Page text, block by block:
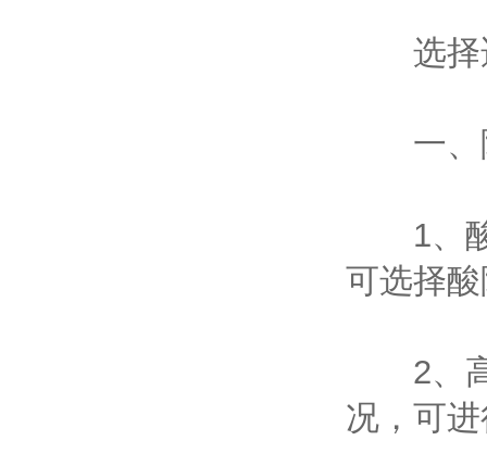
选择适
一、
1、‌酸/
可选择
2、‌高
况，可